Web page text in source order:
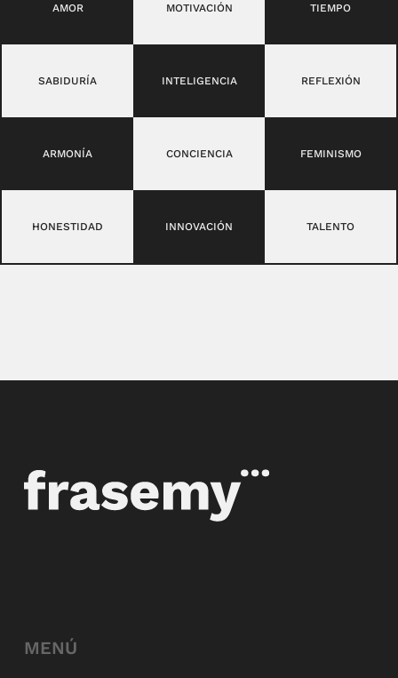
AMOR MOTIVACIÓN TIEMPO
SABIDURÍA INTELIGENCIA REFLEXIÓN
ARMONÍA CONCIENCIA FEMINISMO
HONESTIDAD INNOVACIÓN TALENTO
MENÚ